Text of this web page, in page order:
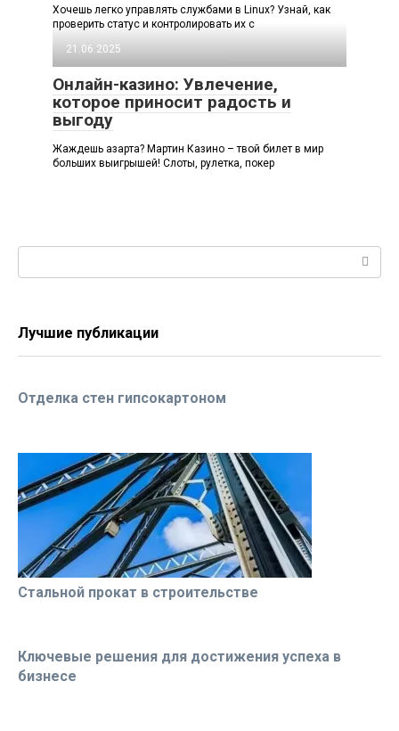
Хочешь легко управлять службами в Linux? Узнай, как
проверить статус и контролировать их с
21.06.2025
Онлайн-казино: Увлечение,
которое приносит радость и
выгоду
Жаждешь азарта? Мартин Казино – твой билет в мир
больших выигрышей! Слоты, рулетка, покер
Лучшие публикации
Отделка стен гипсокартоном
Стальной прокат в строительстве
Ключевые решения для достижения успеха в
бизнесе